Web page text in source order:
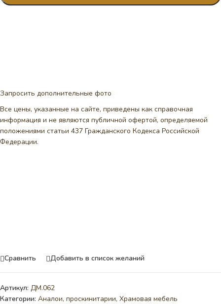
Запросить дополнительные фото
Все цены, указанные на сайте, приведены как справочная
информация и не являются публичной офертой, определяемой
положениями статьи 437 Гражданского Кодекса Российской
Федерации.
Сравнить Добавить в список желаний
Артикул: ДМ.062
Категории: Аналои, проскинитарии, Храмовая мебель